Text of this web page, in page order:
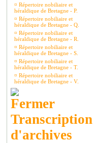
¤ Répertoire nobiliaire et
héraldique de Bretagne - P.
¤ Répertoire nobiliaire et
héraldique de Bretagne - Q.
¤ Répertoire nobiliaire et
héraldique de Bretagne - R.
¤ Répertoire nobiliaire et
héraldique de Bretagne - S.
¤ Répertoire nobiliaire et
héraldique de Bretagne - T.
¤ Répertoire nobiliaire et
héraldique de Bretagne - V.
Transcription
d'archives